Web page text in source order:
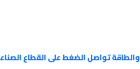
والطاقة تواصل الضغط على القطاع